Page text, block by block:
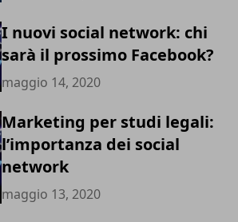
I nuovi social network: chi
sarà il prossimo Facebook?
maggio 14, 2020
Marketing per studi legali:
l’importanza dei social
network
maggio 13, 2020